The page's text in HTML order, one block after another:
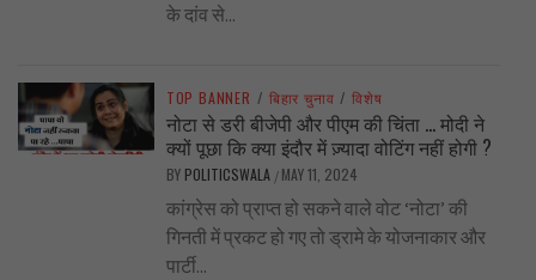
के दांव से...
TOP BANNER / बिहार चुनाव / विशेष
नोटा से डरी बीजेपी और पीएम की चिंता … मोदी ने
क्यों पूछा कि क्या इंदौर में ज़्यादा वोटिंग नहीं होगी ?
BY POLITICSWALA / MAY 11, 2024
कांग्रेस को प्राप्त हो सकने वाले वोट ‘नोटा’ की
गिनती में प्रकट हो गए तो ड्रामे के योजनाकार और
पार्टी...